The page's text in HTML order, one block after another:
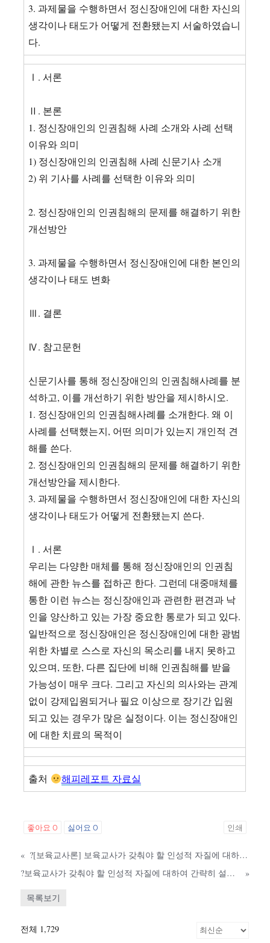
3. 과제물을 수행하면서 정신장애인에 대한 자신의
생각이나 태도가 어떻게 전환됐는지 서술하였습니
다.
Ⅰ. 서론
Ⅱ. 본론
1. 정신장애인의 인권침해 사례 소개와 사례 선택
이유와 의미
1) 정신장애인의 인권침해 사례 신문기사 소개
2) 위 기사를 사례를 선택한 이유와 의미
2. 정신장애인의 인권침해의 문제를 해결하기 위한
개선방안
3. 과제물을 수행하면서 정신장애인에 대한 본인의
생각이나 태도 변화
Ⅲ. 결론
Ⅳ. 참고문헌
신문기사를 통해 정신장애인의 인권침해사례를 분
석하고, 이를 개선하기 위한 방안을 제시하시오.
1. 정신장애인의 인권침해사례를 소개한다. 왜 이
사례를 선택했는지, 어떤 의미가 있는지 개인적 견
해를 쓴다.
2. 정신장애인의 인권침해의 문제를 해결하기 위한
개선방안을 제시한다.
3. 과제물을 수행하면서 정신장애인에 대한 자신의
생각이나 태도가 어떻게 전환됐는지 쓴다.
Ⅰ. 서론
우리는 다양한 매체를 통해 정신장애인의 인권침
해에 관한 뉴스를 접하곤 한다. 그런데 대중매체를
통한 이런 뉴스는 정신장애인과 관련한 편견과 낙
인을 양산하고 있는 가장 중요한 통로가 되고 있다.
일반적으로 정신장애인은 정신장애인에 대한 광범
위한 차별로 스스로 자신의 목소리를 내지 못하고
있으며, 또한, 다른 집단에 비해 인권침해를 받을
가능성이 매우 크다. 그리고 자신의 의사와는 관계
없이 강제입원되거나 필요 이상으로 장기간 입원
되고 있는 경우가 많은 실정이다. 이는 정신장애인
에 대한 치료의 목적이
출처 해피레포트 자료실
좋아요0 싫어요0 인쇄
«
?[보육교사론] 보육교사가 갖춰야 할 인성적 자질에 대하여 간략히 설명하고, 인성적 자질이 훌륭한 교사의 사례와 그렇지 않은 경우의 사례를 각각 제시하고 분석한 후 유아교육기관에서의
?보육교사가 갖춰야 할 인성적 자질에 대하여 간략히 설명하고, 인성적 자질이 훌륭한 교사와 그렇지 않은 경우를 각각 제시하고 분석한 후 유아교육기관에서의 바람직한 교사상을 논하시오
»
목록보기
전체 1,729